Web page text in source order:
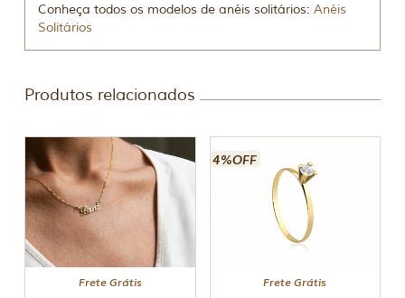
Conheça todos os modelos de anéis solitários:Anéis
Solitários
Produtos relacionados
Frete Grátis
4%OFF
Frete Grátis